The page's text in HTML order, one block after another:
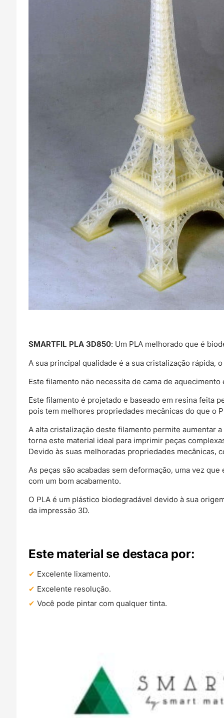
SMARTFIL PLA 3D850: Um PLA melhorado que é
A sua principal qualidade é a sua cristalização rápida,
Este filamento não necessita de cama de
Este filamento é projetado e baseado em resina feita
pois tem melhores propriedades mecânicas do que o
A alta cristalização deste filamento permite aumentar
torna este material ideal para imprimir peças
Devido às suas melhoradas propriedades mecânicas,
As peças são acabadas sem deformação, uma vez
com um bom acabamento.
O PLA é um plástico biodegradável devido à sua
da impressão 3D.
Este material se destaca por:
Excelente lixamento.
Excelente resolução.
Você pode pintar com qualquer tinta.